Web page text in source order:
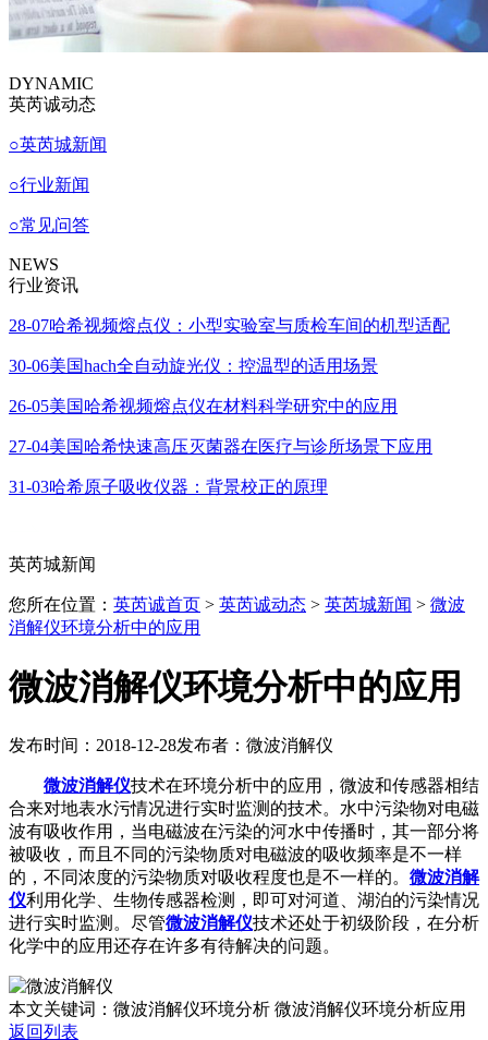
DYNAMIC
英芮诚动态
○英芮城新闻
○行业新闻
○常见问答
NEWS
行业资讯
28-07哈希视频熔点仪：小型实验室与质检车间的机型适配
30-06美国hach全自动旋光仪：控温型的适用场景
26-05美国哈希视频熔点仪在材料科学研究中的应用
27-04美国哈希快速高压灭菌器在医疗与诊所场景下应用
31-03哈希原子吸收仪器：背景校正的原理
英芮城新闻
您所在位置： 英芮诚首页 > 英芮诚动态 > 英芮城新闻 > 微波
消解仪环境分析中的应用
微波消解仪环境分析中的应用
发布时间：2018-12-28发布者：微波消解仪
微波消解仪技术在环境分析中的应用，微波和传感器相结
合来对地表水污情况进行实时监测的技术。水中污染物对电磁
波有吸收作用，当电磁波在污染的河水中传播时，其一部分将
被吸收，而且不同的污染物质对电磁波的吸收频率是不一样
的，不同浓度的污染物质对吸收程度也是不一样的。 微波消解
仪利用化学、生物传感器检测，即可对河道、湖泊的污染情况
进行实时监测。尽管微波消解仪技术还处于初级阶段，在分析
化学中的应用还存在许多有待解决的问题。
本文关键词：微波消解仪环境分析 微波消解仪环境分析应用
返回列表